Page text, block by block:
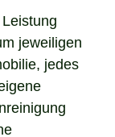
jeweiligen
jedes